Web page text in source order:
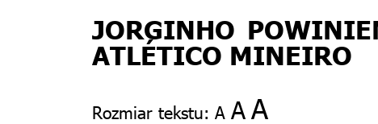
JORGINHO
ATLÉTICO MINEIRO
Rozmiar tekstu: A AA